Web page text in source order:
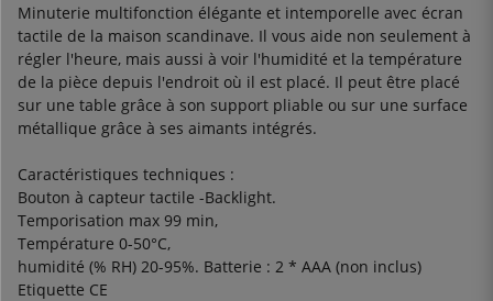
Minuterie multifonction élégante et intemporelle avec écran
tactile de la maison scandinave. Il vous aide non seulement à
régler l'heure, mais aussi à voir l'humidité et la température
de la pièce depuis l'endroit où il est placé. Il peut être placé
sur une table grâce à son support pliable ou sur une surface
métallique grâce à ses aimants intégrés.
Caractéristiques techniques :
Bouton à capteur tactile -Backlight.
Temporisation max 99 min,
Température 0-50°C,
humidité (% RH) 20-95%. Batterie : 2 * AAA (non inclus)
Etiquette CE